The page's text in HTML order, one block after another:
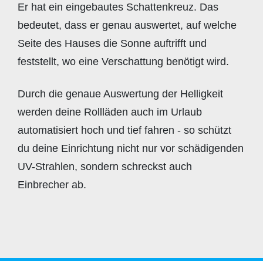
Er hat ein eingebautes Schattenkreuz. Das
bedeutet, dass er genau auswertet, auf welche
Seite des Hauses die Sonne auftrifft und
feststellt, wo eine Verschattung benötigt wird.
Durch die genaue Auswertung der Helligkeit
werden deine Rollläden auch im Urlaub
automatisiert hoch und tief fahren - so schützt
du deine Einrichtung nicht nur vor schädigenden
UV-Strahlen, sondern schreckst auch
Einbrecher ab.